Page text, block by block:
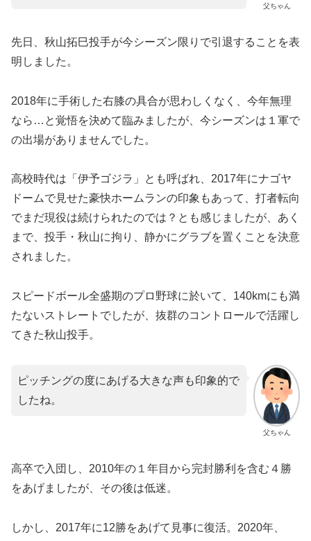
父ちゃん
先日、秋山拓巳投手が今シーズン限りで引退することを表
明しました。
2018年に手術した右膝の具合が思わしくなく、今年無理
なら…と覚悟を決めて臨みましたが、今シーズンは１軍で
の出場がありませんでした。
高校時代は「伊予ゴジラ」とも呼ばれ、2017年にナゴヤ
ドームで見せた豪快ホームランの印象もあって、打者転向
でまだ現役は続けられたのでは？とも感じましたが、あく
まで、投手・秋山に拘り、静かにグラブを置くことを決意
されました。
スピードボール全盛期のプロ野球に於いて、140kmにも満
たないストレートでしたが、抜群のコントロールで活躍し
てきた秋山投手。
父ちゃん
ピッチングの度にあげる大きな声も印象的で
したね。
高卒で入団し、2010年の１年目から完封勝利を含む４勝
をあげましたが、その後は低迷。
しかし、2017年に12勝をあげて見事に復活。2020年、